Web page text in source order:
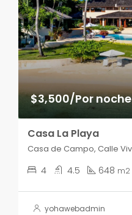
$3,500/Por noche
Casa La Playa
4 4.5 648 m2
yohawebadmin